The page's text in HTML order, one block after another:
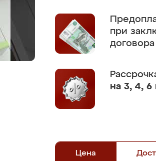
при
договора
на 3, 4, 6
Цена